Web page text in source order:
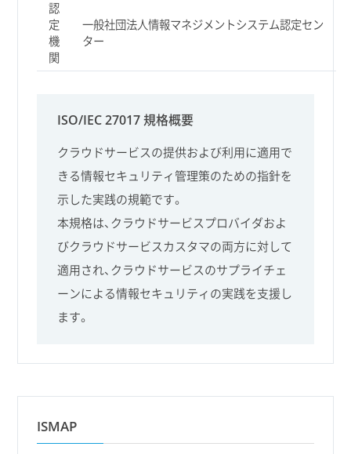
認
定
機
関
一般社団法人情報マネジメントシステム認定セン
ター
ISO/IEC 27017 規格概要
クラウドサービスの提供および利用に適用で
きる情報セキュリティ管理策のための指針を
示した実践の規範です。
本規格は、クラウドサービスプロバイダおよ
びクラウドサービスカスタマの両方に対して
適用され、クラウドサービスのサプライチェ
ーンによる情報セキュリティの実践を支援し
ます。
ISMAP